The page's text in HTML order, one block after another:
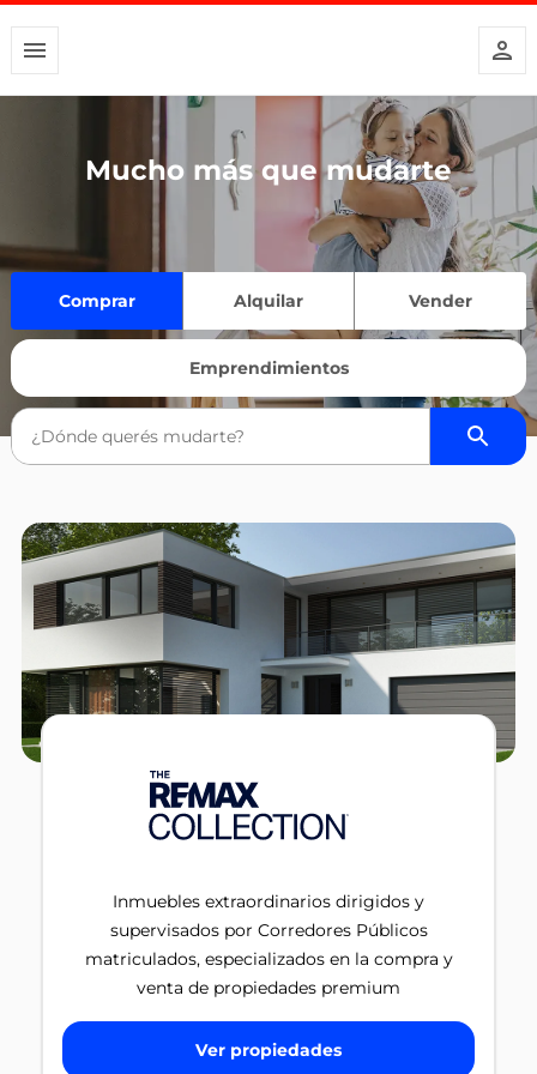
Mucho más que mudarte
Comprar Alquilar Vender
Emprendimientos
Inmuebles extraordinarios dirigidos y
supervisados por Corredores Públicos
matriculados, especializados en la compra y
venta de propiedades premium
Ver propiedades